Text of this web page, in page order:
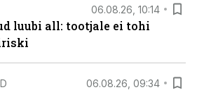
06.08.26, 10:14
luubi all: tootjale ei tohi
06.08.26, 09:34